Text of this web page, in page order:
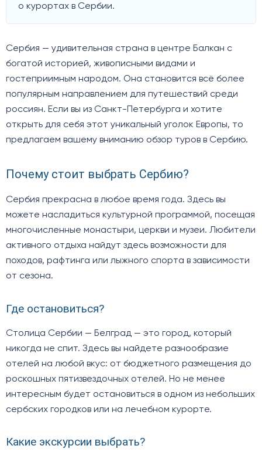
о курортах в Сербии.
Сербия — удивительная страна в центре Балкан с
богатой историей, живописными видами и
гостеприимным народом. Она становится всё более
популярным направлением для путешествий среди
россиян. Если вы из Санкт-Петербурга и хотите
открыть для себя этот уникальный уголок Европы, то
предлагаем вашему вниманию обзор туров в Сербию.
Почему стоит выбрать Сербию?
Сербия прекрасна в любое время года. Здесь вы
можете насладиться культурной программой, посещая
многочисленные монастыри, церкви и музеи. Любители
активного отдыха найдут здесь возможности для
походов, рафтинга или лыжного спорта в зависимости
от сезона.
Где остановиться?
Столица Сербии — Белград — это город, который
никогда не спит. Здесь вы найдете разнообразие
отелей на любой вкус: от бюджетного размещения до
роскошных пятизвездочных отелей. Но не менее
интересным будет остановиться в одном из небольших
сербских городков или на лечебном курорте.
Какие экскурсии выбрать?